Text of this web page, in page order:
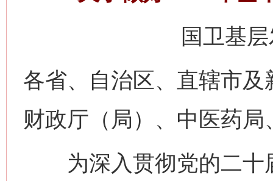
国卫基
各省、自治区、直辖市
财政厅（局）、中医药局
为深入贯彻党的二十